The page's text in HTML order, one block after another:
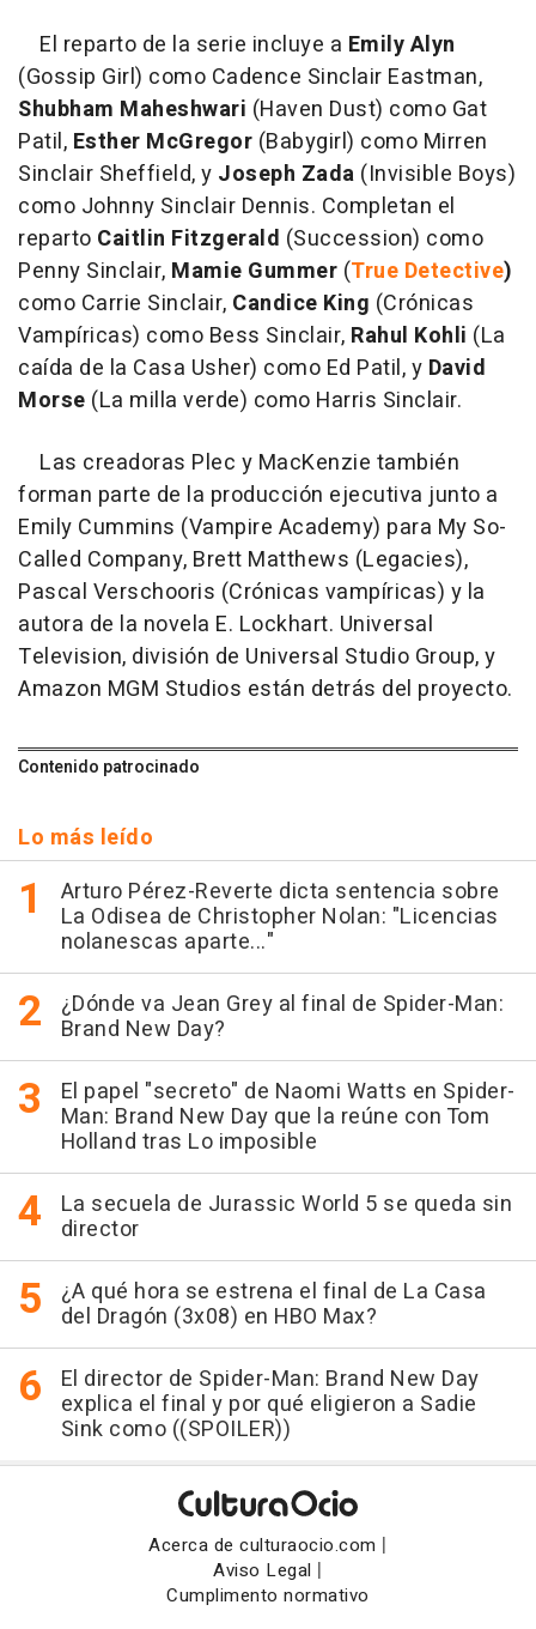
El reparto de la serie incluye a Emily Alyn
(Gossip Girl) como Cadence Sinclair Eastman,
Shubham Maheshwari (Haven Dust) como Gat
Patil, Esther McGregor (Babygirl) como Mirren
Sinclair Sheffield, y Joseph Zada (Invisible Boys)
como Johnny Sinclair Dennis. Completan el
reparto Caitlin Fitzgerald (Succession) como
Penny Sinclair, Mamie Gummer (True Detective)
como Carrie Sinclair, Candice King (Crónicas
Vampíricas) como Bess Sinclair, Rahul Kohli (La
caída de la Casa Usher) como Ed Patil, y David
Morse (La milla verde) como Harris Sinclair.
Las creadoras Plec y MacKenzie también
forman parte de la producción ejecutiva junto a
Emily Cummins (Vampire Academy) para My So-
Called Company, Brett Matthews (Legacies),
Pascal Verschooris (Crónicas vampíricas) y la
autora de la novela E. Lockhart. Universal
Television, división de Universal Studio Group, y
Amazon MGM Studios están detrás del proyecto.
Contenido patrocinado
Lo más leído
Arturo Pérez-Reverte dicta sentencia sobre
La Odisea de Christopher Nolan: "Licencias
nolanescas aparte..."
¿Dónde va Jean Grey al final de Spider-Man:
Brand New Day?
El papel "secreto" de Naomi Watts en Spider-
Man: Brand New Day que la reúne con Tom
Holland tras Lo imposible
La secuela de Jurassic World 5 se queda sin
director
¿A qué hora se estrena el final de La Casa
del Dragón (3x08) en HBO Max?
El director de Spider-Man: Brand New Day
explica el final y por qué eligieron a Sadie
Sink como ((SPOILER))
Acerca de culturaocio.com |
Aviso Legal |
Cumplimento normativo